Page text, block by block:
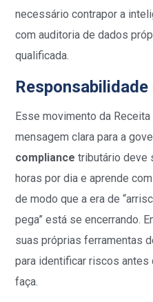
necessário contrapor a
com auditoria de dados
qualificada.
Esse movimento da
mensagem clara para a
compliance tributário deve
horas por dia e aprende
de modo que a era de
pega” está se encerrando.
suas próprias ferramentas
para identificar riscos
faça.